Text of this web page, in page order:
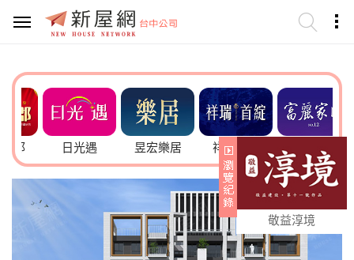
敬益淳境
日光遇 昱宏樂居 祥瑞首綻 富麗家園12